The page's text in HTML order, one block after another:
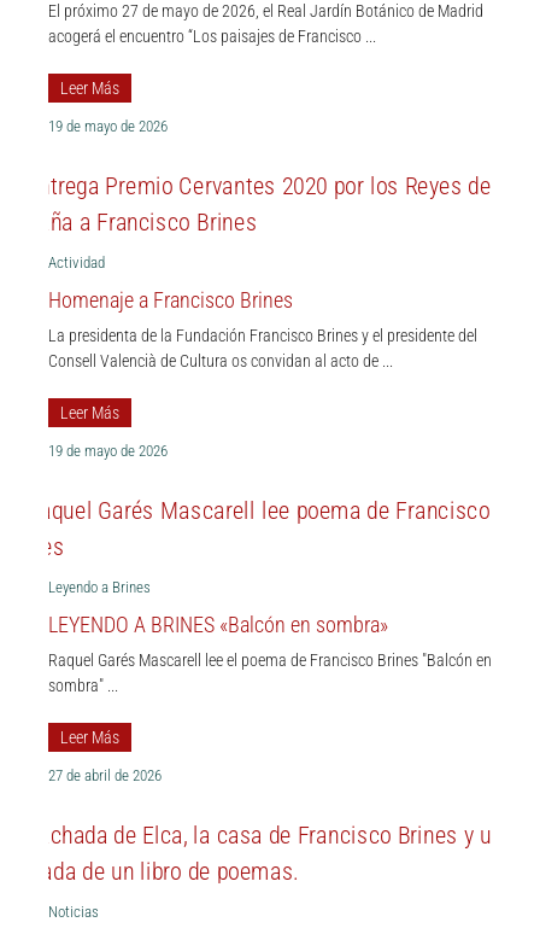
El próximo 27 de mayo de 2026, el Real Jardín Botánico de Madrid
acogerá el encuentro “Los paisajes de Francisco ...
Leer Más
19 de mayo de 2026
Actividad
Homenaje a Francisco Brines
La presidenta de la Fundación Francisco Brines y el presidente del
Consell Valencià de Cultura os convidan al acto de ...
Leer Más
19 de mayo de 2026
Leyendo a Brines
LEYENDO A BRINES «Balcón en sombra»
Raquel Garés Mascarell lee el poema de Francisco Brines "Balcón en
sombra" ...
Leer Más
27 de abril de 2026
Noticias